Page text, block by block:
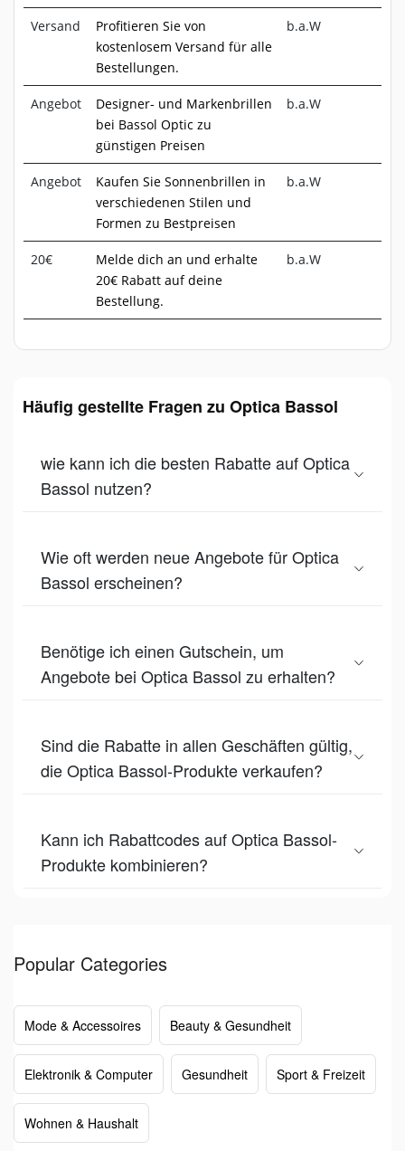
Versand
Profitieren Sie von
kostenlosem Versand für alle
Bestellungen.
b.a.W
Angebot
Designer- und Markenbrillen
bei Bassol Optic zu
günstigen Preisen
b.a.W
Angebot
Kaufen Sie Sonnenbrillen in
verschiedenen Stilen und
Formen zu Bestpreisen
b.a.W
20€
Melde dich an und erhalte
20€ Rabatt auf deine
Bestellung.
b.a.W
Häufig gestellte Fragen zu Optica Bassol
wie kann ich die besten Rabatte auf Optica
Bassol nutzen?
Wie oft werden neue Angebote für Optica
Bassol erscheinen?
Benötige ich einen Gutschein, um
Angebote bei Optica Bassol zu erhalten?
Sind die Rabatte in allen Geschäften gültig,
die Optica Bassol-Produkte verkaufen?
Kann ich Rabattcodes auf Optica Bassol-
Produkte kombinieren?
Popular Categories
Mode & Accessoires Beauty & Gesundheit
Elektronik & Computer Gesundheit Sport & Freizeit
Wohnen & Haushalt